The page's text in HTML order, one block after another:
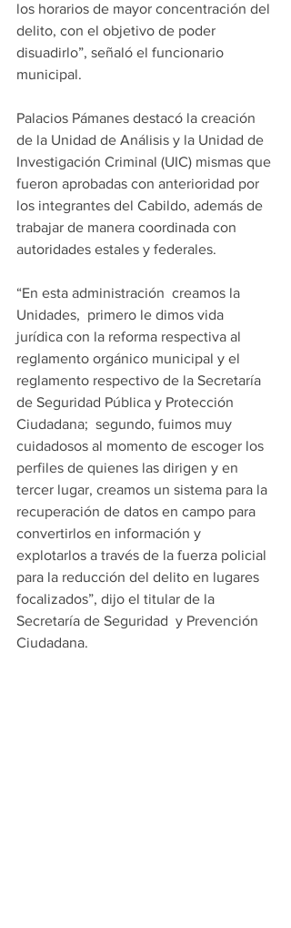
los horarios de mayor concentración del
delito, con el objetivo de poder
disuadirlo”, señaló el funcionario
municipal.
Palacios Pámanes destacó la creación
de la Unidad de Análisis y la Unidad de
Investigación Criminal (UIC) mismas que
fueron aprobadas con anterioridad por
los integrantes del Cabildo, además de
trabajar de manera coordinada con
autoridades estales y federales.
“En esta administración  creamos la
Unidades,  primero le dimos vida
jurídica con la reforma respectiva al
reglamento orgánico municipal y el
reglamento respectivo de la Secretaría
de Seguridad Pública y Protección
Ciudadana;  segundo, fuimos muy
cuidadosos al momento de escoger los
perfiles de quienes las dirigen y en
tercer lugar, creamos un sistema para la
recuperación de datos en campo para
convertirlos en información y
explotarlos a través de la fuerza policial
para la reducción del delito en lugares
focalizados”, dijo el titular de la
Secretaría de Seguridad  y Prevención
Ciudadana.